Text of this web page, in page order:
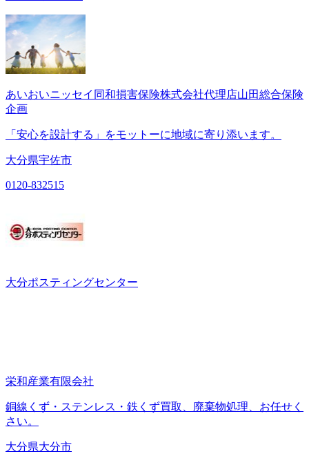
あいおいニッセイ同和損害保険株式会社代理店山田総合保険
企画
「安心を設計する」をモットーに地域に寄り添います。
大分県宇佐市
0120-832515
大分ポスティングセンター
栄和産業有限会社
銅線くず・ステンレス・鉄くず買取、廃棄物処理、お任せく
さい。
大分県大分市